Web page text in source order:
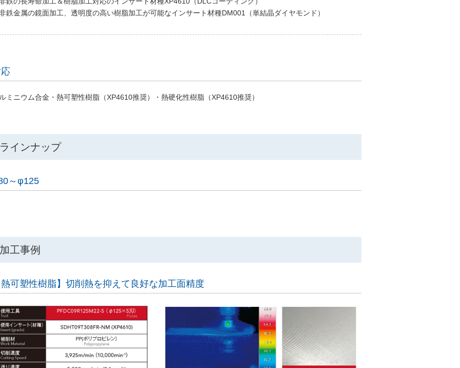
鉄金属の鏡面加工、透明度の高い樹脂加工が可能なインサート材種DM001（単結晶ダイヤモンド）
ミニウム合金・熱可塑性樹脂（XP4610推奨）・熱硬化性樹脂（XP4610推奨）
ラインナップ
～φ125
加工事例
可塑性樹脂】切削熱を抑えて良好な加工面精度